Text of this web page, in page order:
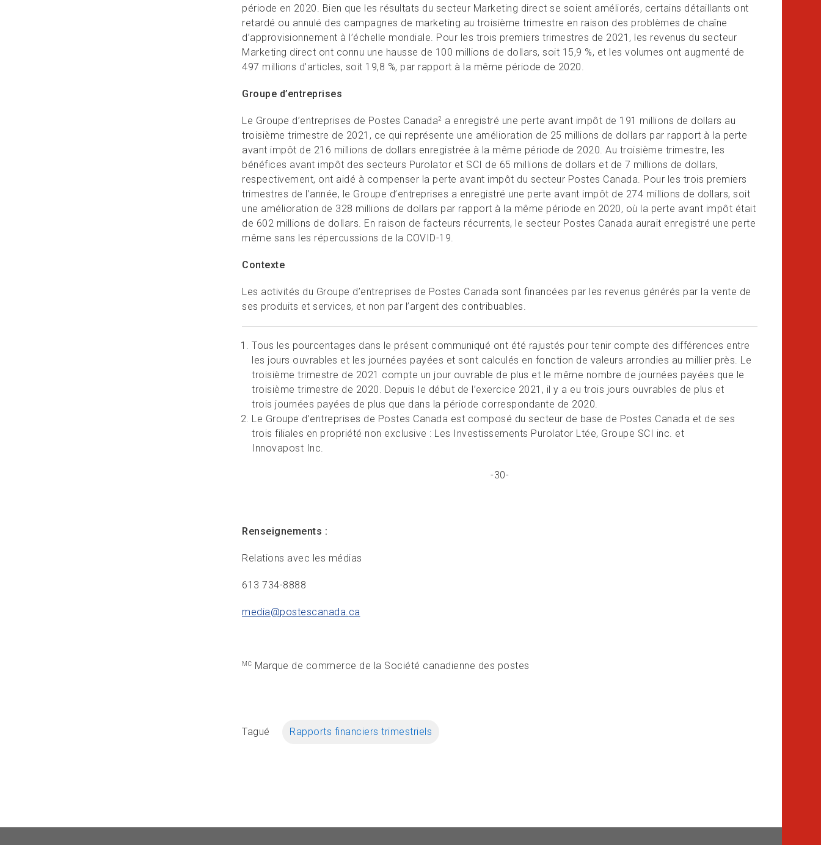
période en 2020. Bien que les résultats du secteur Marketing direct se soient améliorés, certains détaillants ont
retardé ou annulé des campagnes de marketing au troisième trimestre en raison des problèmes de chaîne
d’approvisionnement à l’échelle mondiale. Pour les trois premiers trimestres de 2021, les revenus du secteur
Marketing direct ont connu une hausse de 100 millions de dollars, soit 15,9 %, et les volumes ont augmenté de
497 millions d’articles, soit 19,8 %, par rapport à la même période de 2020.
Groupe d’entreprises
Le Groupe d’entreprises de Postes Canada2
a enregistré une perte avant impôt de 191 millions de dollars au
troisième trimestre de 2021, ce qui représente une amélioration de 25 millions de dollars par rapport à la perte
avant impôt de 216 millions de dollars enregistrée à la même période de 2020. Au troisième trimestre, les
bénéfices avant impôt des secteurs Purolator et SCI de 65 millions de dollars et de 7 millions de dollars,
respectivement, ont aidé à compenser la perte avant impôt du secteur Postes Canada. Pour les trois premiers
trimestres de l’année, le Groupe d’entreprises a enregistré une perte avant impôt de 274 millions de dollars, soit
une amélioration de 328 millions de dollars par rapport à la même période en 2020, où la perte avant impôt était
de 602 millions de dollars. En raison de facteurs récurrents, le secteur Postes Canada aurait enregistré une perte
même sans les répercussions de la COVID-19.
Contexte
Les activités du Groupe d’entreprises de Postes Canada sont financées par les revenus générés par la vente de
ses produits et services, et non par l’argent des contribuables.
Tous les pourcentages dans le présent communiqué ont été rajustés pour tenir compte des différences entre
les jours ouvrables et les journées payées et sont calculés en fonction de valeurs arrondies au millier près. Le
troisième trimestre de 2021 compte un jour ouvrable de plus et le même nombre de journées payées que le
troisième trimestre de 2020. Depuis le début de l’exercice 2021, il y a eu trois jours ouvrables de plus et
trois journées payées de plus que dans la période correspondante de 2020.
Le Groupe d’entreprises de Postes Canada est composé du secteur de base de Postes Canada et de ses
trois filiales en propriété non exclusive : Les Investissements Purolator Ltée, Groupe SCI inc. et
Innovapost Inc.
-30-
Renseignements :
Relations avec les médias
613 734-8888
media@postescanada.ca
MC Marque de commerce de la Société canadienne des postes
Tagué Rapports financiers trimestriels